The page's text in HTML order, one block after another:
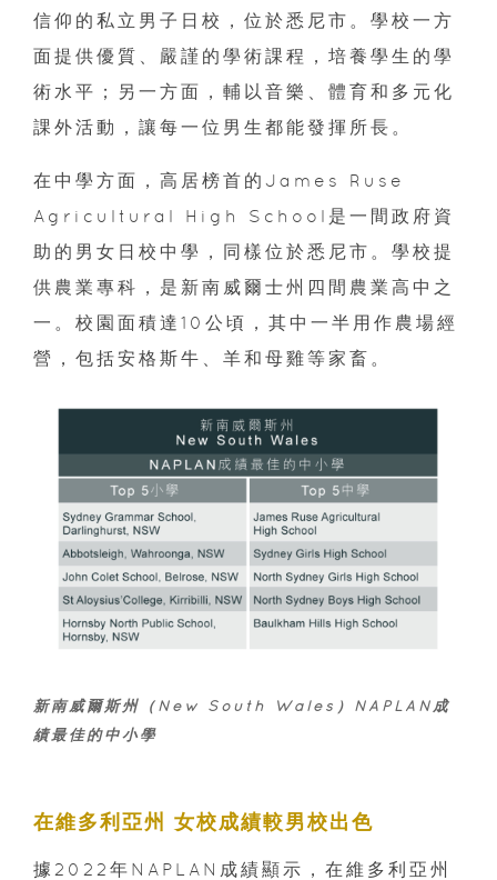
信仰的私立男子日校，位於悉尼市。學校一方
面提供優質、嚴謹的學術課程，培養學生的學
術水平；另一方面，輔以音樂、體育和多元化
課外活動，讓每一位男生都能發揮所長。
在中學方面，高居榜首的James Ruse
Agricultural High School是一間政府資
助的男女日校中學，同樣位於悉尼市。學校提
供農業專科，是新南威爾士州四間農業高中之
一。校園面積達10公頃，其中一半用作農場經
營，包括安格斯牛、羊和母雞等家畜。
新南威爾斯州（New South Wales）NAPLAN成
績最佳的中小學
在維多利亞州 女校成績較男校出色
據2022年NAPLAN成績顯示，在維多利亞州